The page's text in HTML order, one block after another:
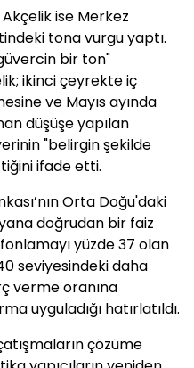
ise Merkez
tona vurgu yaptı.
bir ton"
ikinci çeyrekte iç
ve Mayıs ayında
düşüşe yapılan
"belirgin şekilde
ifade etti.
Orta Doğu'daki
doğrudan bir faiz
fonlamayı yüzde 37 olan
seviyesindeki daha
verme oranına
uyguladığı hatırlatıldı.
çözüme